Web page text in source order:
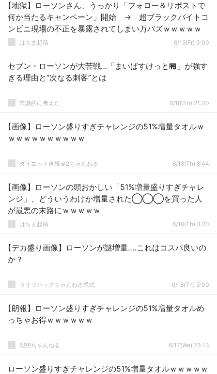
【地獄】ローソンさん、うっかり「フォロー＆リポストで
何か当たるキャンペーン」開始 → 超ブラックバイトコ
ンビニ現場の不正を暴露されてしまい万バズｗｗｗｗｗ
はちま起稿 6/19(Fr) 3:00
セブン・ローソンが大苦戦…「まいばすけっと🏪」が強す
ぎる理由と“次なる刺客”とは
常識的に考えた 6/18(Th) 21:00
【画像】ローソン盛りすぎチャレンジの51%増量タオルｗ
ｗｗｗｗｗｗｗｗｗｗ
ダイエット速報＠2ちゃんねる 6/18(Th) 8:44
【画像】ローソンの頭おかしい「51%増量盛りすぎチャレ
ンジ」、どういうわけか増量された◯◯◯を買った人
が最悪の末路にｗｗｗｗｗ
はちま起稿 6/18(Th) 3:20
【デカ盛り画像】ローソンが謎増量‥‥これはコスパ良いの
か？
ライフハックちゃんねる弐式 6/18(Th) 3:00
【朗報】ローソン盛りすぎチャレンジの51%増量タオルめ
っちゃお得ｗｗｗｗｗｗ
理想ちゃんねる 6/17(We) 23:13
ローソン盛りすぎチャレンジの51%増量タオルｗｗｗｗｗ